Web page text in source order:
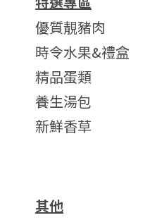
優質靚豬肉
時令水果&禮盒
精品蛋類
養生湯包
新鮮香草
其他